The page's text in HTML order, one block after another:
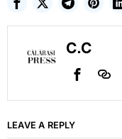
C.C
LEAVE A REPLY